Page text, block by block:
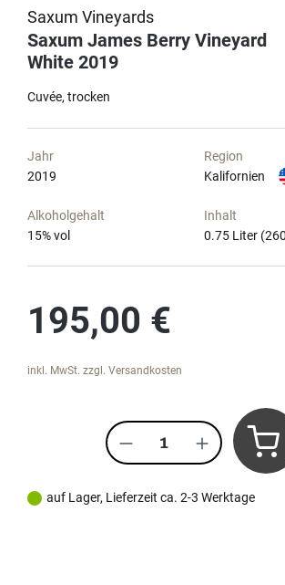
Saxum Vineyards
Saxum James Berry Vineyard
White 2019
Cuvée trocken
Jahr
2019
Region
Kalifornien
Alkoholgehalt
15% vol
Inhalt
0.75 Liter
195,00 €
inkl. MwSt. zzgl. Versandkosten
Produkt Anzahl:
auf Lager, Lieferzeit ca. 2-3 Werktage